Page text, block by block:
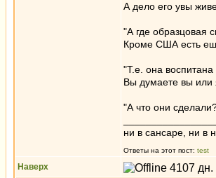
А дело его увы
"А где образцовая
Кроме США есть
"Т.е. она
Вы думаете вы или
"А что они
ни в сансаре, ни в
Ответы на этот пост: test
Наверх